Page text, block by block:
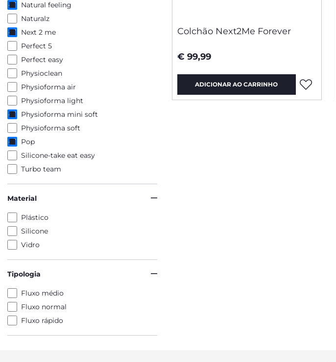
Natural feeling
Naturalz
Next 2 me
Perfect 5
Perfect easy
Physioclean
Physioforma air
Physioforma light
Physioforma mini soft
Physioforma soft
Pop
Silicone-take eat easy
Turbo team
Material
Plástico
Silicone
Vidro
Tipologia
Fluxo médio
Fluxo normal
Fluxo rápido
Colchão Next2Me Forever
€ 99,99
ADICIONAR AO CARRINHO